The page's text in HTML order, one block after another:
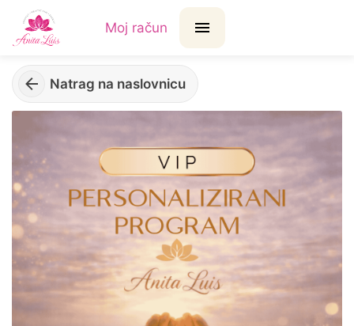
Moj račun
Natrag na naslovnicu